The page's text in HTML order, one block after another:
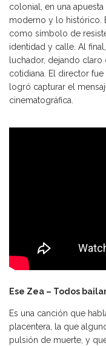
colonial, en una
moderno y lo histórico.
como símbolo de
identidad y calle. Al
luchador, dejando
cotidiana. El director
logró capturar el
cinematográfica.
Ese Zea – Todos
Es una canción que
placentera, la que
pulsión de muerte, y